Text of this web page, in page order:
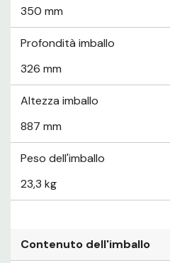
350 mm
Profondità imballo
326 mm
Altezza imballo
887 mm
Peso dell'imballo
23,3 kg
Contenuto dell'imballo